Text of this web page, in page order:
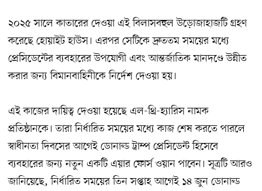
২০২৫ সালে কাতারের দেওয়া এই বিলাসবহুল উড়োজাহাজটি গ্রহণ
করেছে হোয়াইট হাউস। এরপর সেটিকে দ্রুততম সময়ের মধ্যে
প্রেসিডেন্টের ব্যবহারের উপযোগী এবং আন্তর্জাতিক মানদণ্ডে উন্নীত
করার জন্য বিমানবাহিনীকে নির্দেশ দেওয়া হয়।
এই কাজের দায়িত্ব দেওয়া হয়েছে এল-থ্রি-হ্যারিস নামক
প্রতিষ্ঠানকে। তারা নির্ধারিত সময়ের মধ্যে কাজ শেষ করতে পারলে
স্বাধীনতা দিবসের আগেই ডোনাল্ড ট্রাম্প প্রেসিডেন্ট হিসেবে
ব্যবহারের জন্য নতুন একটি এয়ার ফোর্স ওয়ান পাবেন। সূত্রটি আরও
জানিয়েছে, নির্ধারিত সময়ের তিন সপ্তাহ আগেই ১৪ জুন ডোনাল্ড